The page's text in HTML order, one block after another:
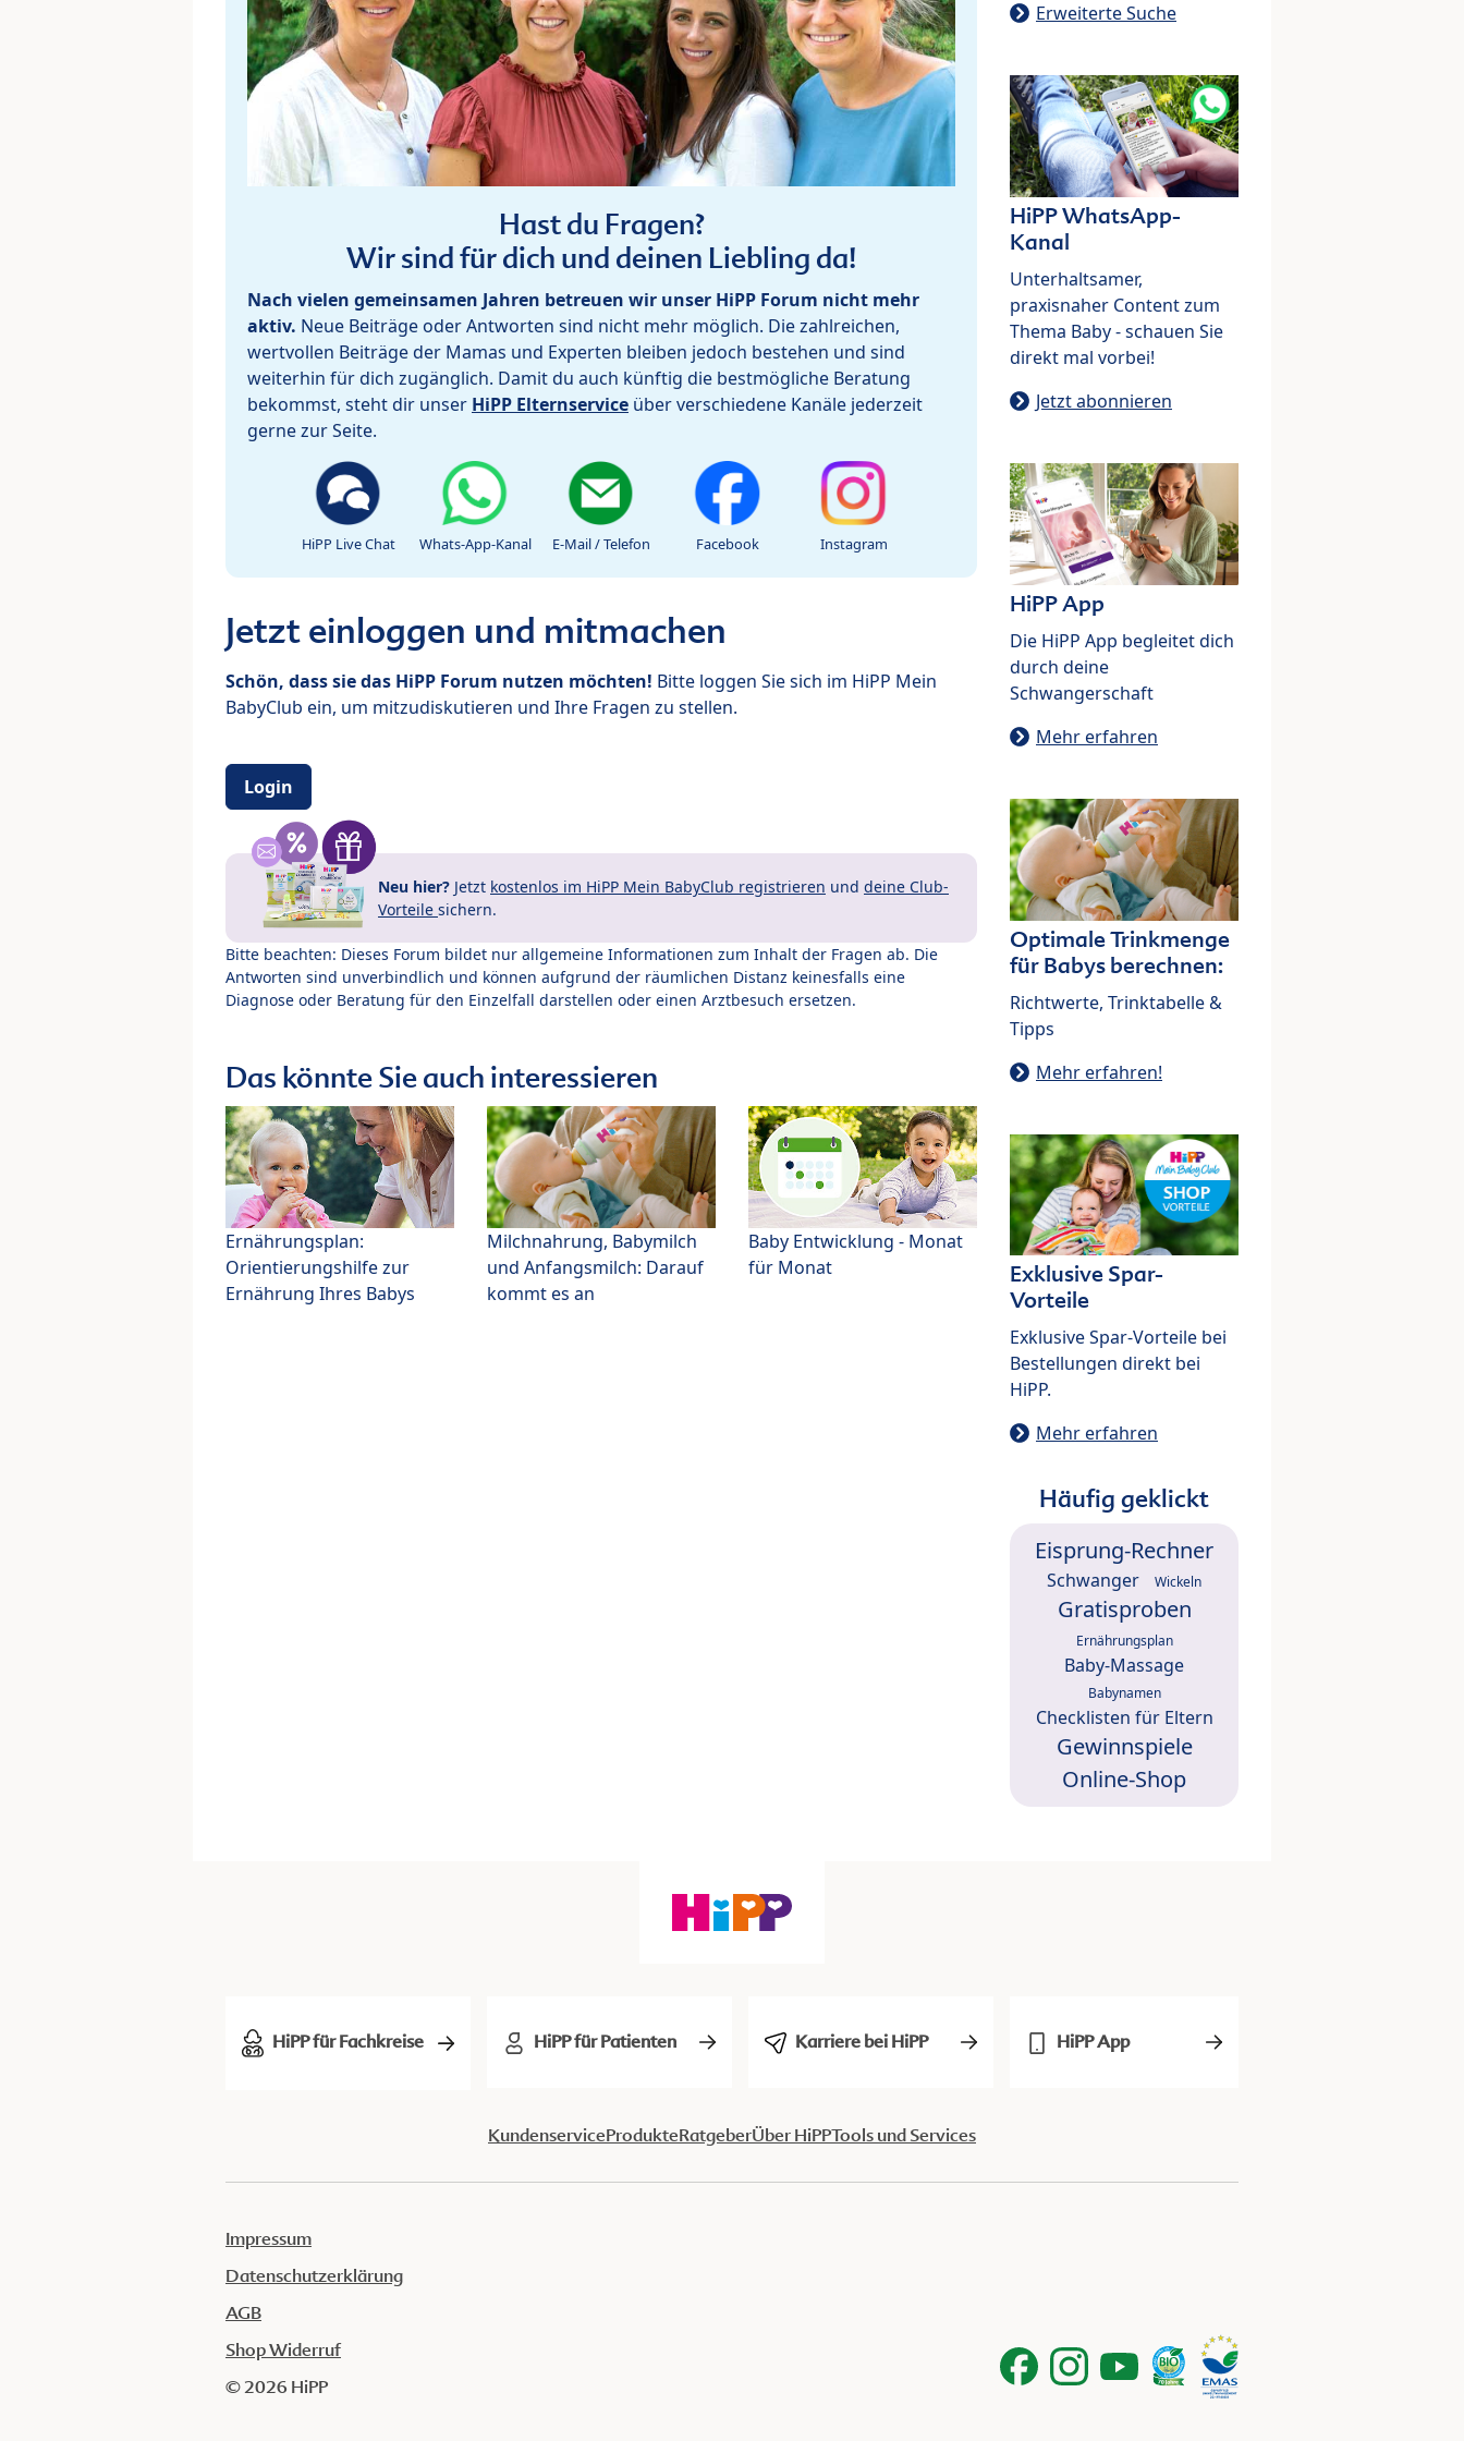
Hast du Fragen?
Wir sind für dich und deinen Liebling da!
Nach vielen gemeinsamen Jahren betreuen wir unser HiPP Forum nicht mehr
aktiv. Neue Beiträge oder Antworten sind nicht mehr möglich. Die zahlreichen,
wertvollen Beiträge der Mamas und Experten bleiben jedoch bestehen und sind
weiterhin für dich zugänglich. Damit du auch künftig die bestmögliche Beratung
bekommst, steht dir unser HiPP Elternservice über verschiedene Kanäle jederzeit
gerne zur Seite.
HiPP Live Chat Whats-App-Kanal E-Mail / Telefon Facebook Instagram
Jetzt einloggen und mitmachen
Schön, dass sie das HiPP Forum nutzen möchten! Bitte loggen Sie sich im HiPP Mein
BabyClub ein, um mitzudiskutieren und Ihre Fragen zu stellen.
Login
Neu hier? Jetzt kostenlos im HiPP Mein BabyClub registrieren und deine Club-
Vorteile sichern.
Bitte beachten: Dieses Forum bildet nur allgemeine Informationen zum Inhalt der Fragen ab. Die
Antworten sind unverbindlich und können aufgrund der räumlichen Distanz keinesfalls eine
Diagnose oder Beratung für den Einzelfall darstellen oder einen Arztbesuch ersetzen.
Das könnte Sie auch interessieren
Ernährungsplan:
Orientierungshilfe zur
Ernährung Ihres Babys
Milchnahrung, Babymilch
und Anfangsmilch: Darauf
kommt es an
Baby Entwicklung - Monat
für Monat
Erweiterte Suche
HiPP WhatsApp-
Kanal
Unterhaltsamer,
praxisnaher Content zum
Thema Baby - schauen Sie
direkt mal vorbei!
Jetzt abonnieren
HiPP App
Die HiPP App begleitet dich
durch deine
Schwangerschaft
Mehr erfahren
Optimale Trinkmenge
für Babys berechnen:
Richtwerte, Trinktabelle &
Tipps
Mehr erfahren!
Exklusive Spar-
Vorteile
Exklusive Spar-Vorteile bei
Bestellungen direkt bei
HiPP.
Mehr erfahren
Häufig geklickt
Eisprung-Rechner
Schwanger Wickeln
Gratisproben
Ernährungsplan
Baby-Massage
Babynamen
Checklisten für Eltern
Gewinnspiele
Online-Shop
HiPP für Fachkreise HiPP für Patienten Karriere bei HiPP HiPP App
KundenserviceProdukteRatgeberÜber HiPPTools und Services
Impressum
Datenschutzerklärung
AGB
Shop Widerruf
© 2026 HiPP